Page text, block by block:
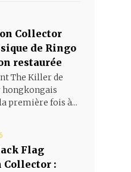
Collector
de Ringo
restaurée
The Killer de
hongkongais
première fois à...
Flag
Collector :